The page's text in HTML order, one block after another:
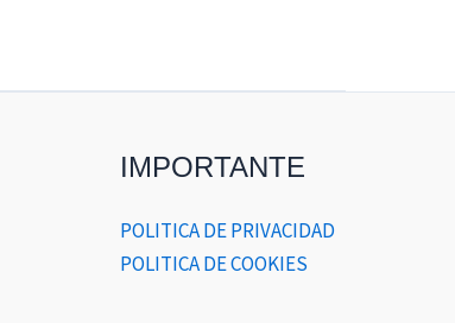
IMPORTANTE
POLITICA DE PRIVACIDAD
POLITICA DE COOKIES